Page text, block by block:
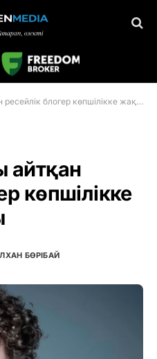
блогер көпшілікке жақпай қалды
айтқан
көпшілікке
БӨРІБАЙ